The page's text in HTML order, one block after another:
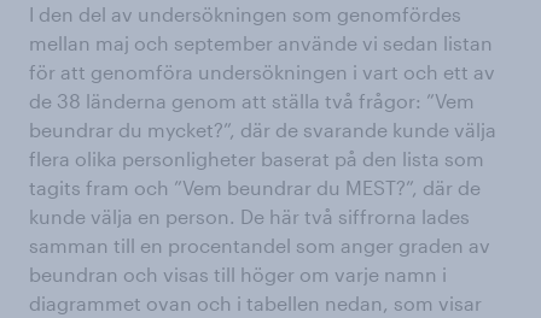
I den del av undersökningen som genomfördes
mellan maj och september använde vi sedan listan
för att genomföra undersökningen i vart och ett av
de 38 länderna genom att ställa två frågor: ”Vem
beundrar du mycket?”, där de svarande kunde välja
flera olika personligheter baserat på den lista som
tagits fram och ”Vem beundrar du MEST?”, där de
kunde välja en person. De här två siffrorna lades
samman till en procentandel som anger graden av
beundran och visas till höger om varje namn i
diagrammet ovan och i tabellen nedan, som visar